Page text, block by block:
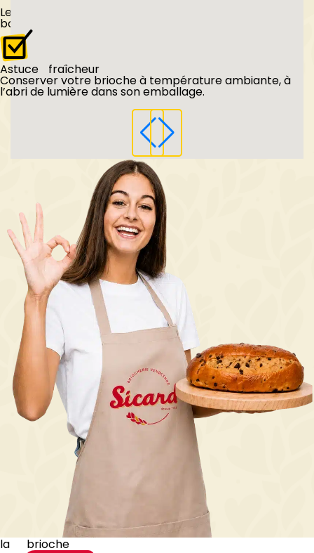
Les
boulanger vendéen
Astuce fraîcheur
Conserver votre brioche à température ambiante, à
l’abri de lumière dans son emballage.
la brioche